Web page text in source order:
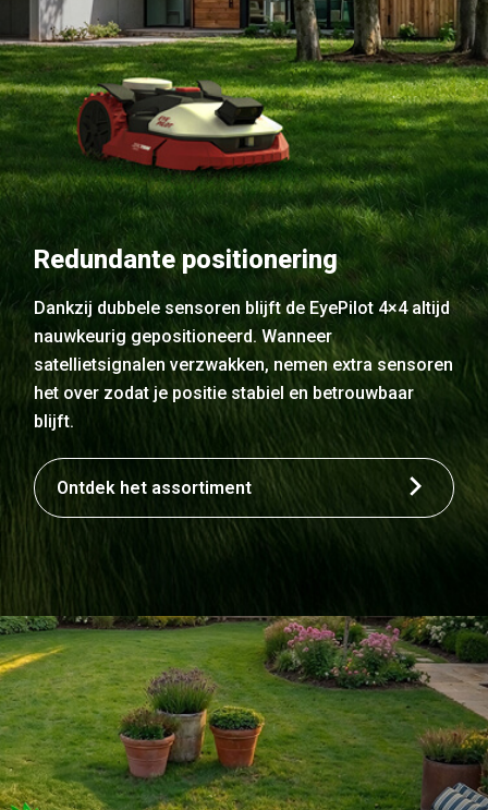
Redundante positionering
Dankzij dubbele sensoren blijft de EyePilot 4×4 altijd
nauwkeurig gepositioneerd. Wanneer
satellietsignalen verzwakken, nemen extra sensoren
het over zodat je positie stabiel en betrouwbaar
blijft.
Ontdek het assortiment